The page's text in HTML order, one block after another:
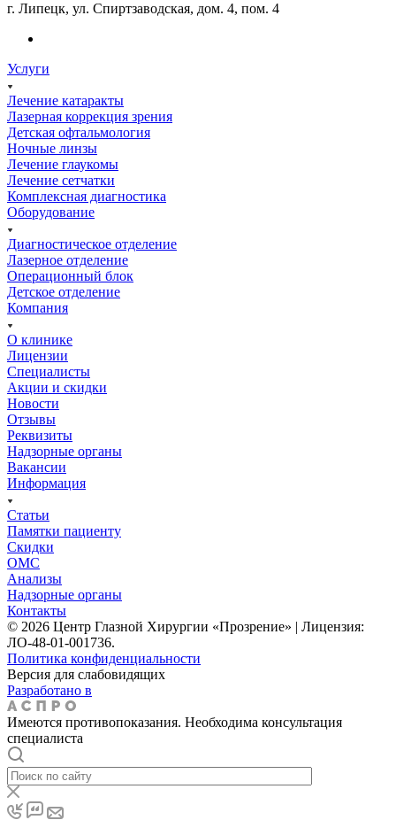
г. Липецк, ул. Спиртзаводская, дом. 4, пом. 4
Услуги
Лечение катаракты
Лазерная коррекция зрения
Детская офтальмология
Ночные линзы
Лечение глаукомы
Лечение сетчатки
Комплексная диагностика
Оборудование
Диагностическое отделение
Лазерное отделение
Операционный блок
Детское отделение
Компания
О клинике
Лицензии
Специалисты
Акции и скидки
Новости
Отзывы
Реквизиты
Надзорные органы
Вакансии
Информация
Статьи
Памятки пациенту
Скидки
ОМС
Анализы
Надзорные органы
Контакты
© 2026 Центр Глазной Хирургии «Прозрение» | Лицензия:
ЛО-48-01-001736.
Политика конфиденциальности
Версия для слабовидящих
Разработано в
Имеются противопоказания. Необходима консультация
специалиста